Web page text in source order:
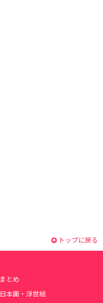
トップに戻る
まとめ
日本画・浮世絵